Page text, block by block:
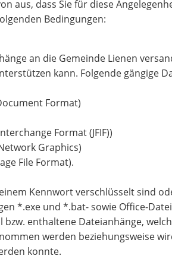
aus, dass Sie für diese
Bedingungen:
an die Gemeinde Lienen
kann. Folgende gängige
Format)
Format (JFIF))
Graphics)
File Format).
Kennwort verschlüsselt sind
*.exe und *.bat- sowie Office-
bzw. enthaltene Dateianhänge,
werden beziehungsweise
konnte.